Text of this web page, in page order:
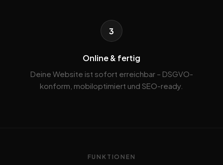
3
Online & fertig
Deine Website ist sofort erreichbar – DSGVO-
konform, mobiloptimiert und SEO-ready.
FUNKTIONEN